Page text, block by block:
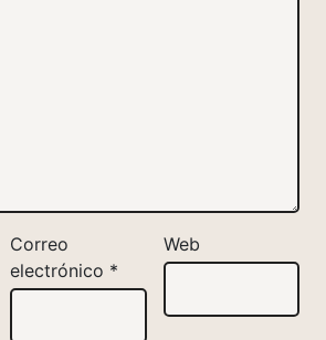
Correo
electrónico *
Web